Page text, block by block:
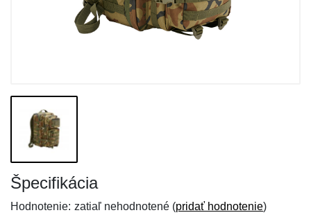
Špecifikácia
Hodnotenie: zatiaľ nehodnotené (pridať hodnotenie)